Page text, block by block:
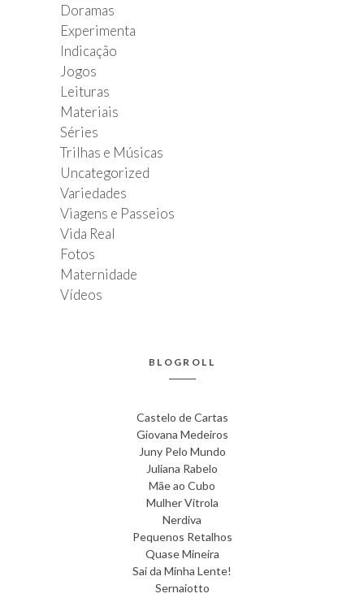
Doramas
Experimenta
Indicação
Jogos
Leituras
Materiais
Séries
Trilhas e Músicas
Uncategorized
Variedades
Viagens e Passeios
Vida Real
Fotos
Maternidade
Vídeos
BLOGROLL
Castelo de Cartas
Giovana Medeiros
Juny Pelo Mundo
Juliana Rabelo
Mãe ao Cubo
Mulher Vitrola
Nerdiva
Pequenos Retalhos
Quase Mineira
Sai da Minha Lente!
Sernaiotto